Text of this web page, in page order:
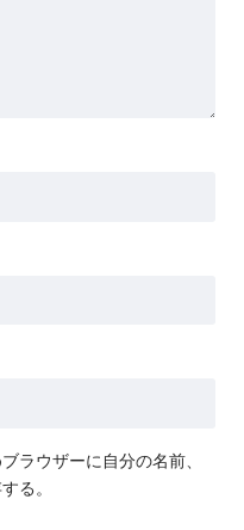
ラウザーに自分の名前、
る。